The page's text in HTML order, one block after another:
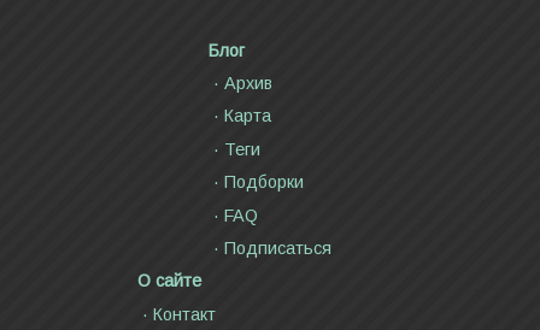
Блог
Архив
Карта
Теги
Подборки
FAQ
Подписаться
О сайте
Контакт